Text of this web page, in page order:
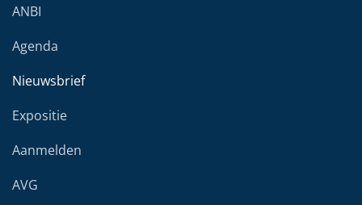
ANBI
Agenda
Nieuwsbrief
Expositie
Aanmelden
AVG